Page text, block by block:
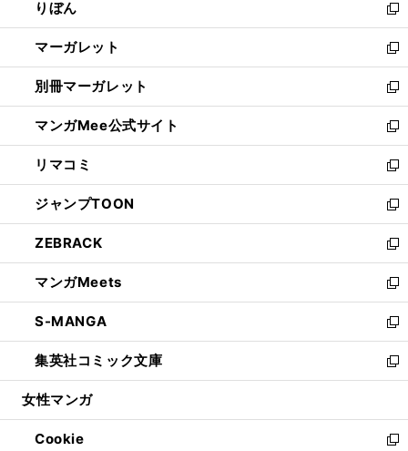
く
で
開
く
ド
ウ
で
開
く
ィ
ン
ド
ウ
で
開
く
りぼん
新
し
い
ウ
ィ
ン
ド
ウ
で
開
く
マーガレット
新
し
い
ウ
ィ
ン
ド
ウ
で
開
く
別冊マーガレット
新
し
い
ウ
ィ
ン
ド
ウ
で
開
く
マンガMee公式サイト
新
し
い
ウ
ィ
ン
ド
ウ
で
開
く
リマコミ
新
し
い
ウ
ィ
ン
ド
ウ
で
開
く
ジャンプTOON
新
し
い
ウ
ィ
ン
ド
ウ
で
開
ZEBRACK
新
し
い
ウ
ィ
ン
ド
ウ
開
く
マンガMeets
新
し
い
ウ
ィ
ン
ウ
で
S-MANGA
新
し
い
ウ
ン
ド
集英社コミック文庫
新
し
ウ
ィ
女性マンガ
Cookie
新